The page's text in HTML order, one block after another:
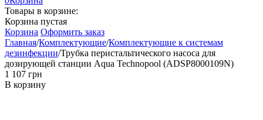
Товары в корзине:
Корзина пустая
Корзина Оформить заказ
Главная/Комплектующие/Комплектующие к системам
дезинфекции/Трубка перистальтического насоса для
дозирующей станции Aqua Technopool (ADSP8000109N)
‍1 107‍ грн
В корзину